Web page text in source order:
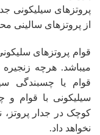
پروتزهای سیلیکونی
از پروتزهای سالینی
قوام پروتزهای
میباشد. هرچه
قوام یا چسبندگی
سیلیکونی با قوام و
کوچک در جدار
نخواهد داد.